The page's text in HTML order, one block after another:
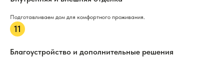
Подготавливаем дом для комфортного проживания.
Благоустройство и дополнительные решения